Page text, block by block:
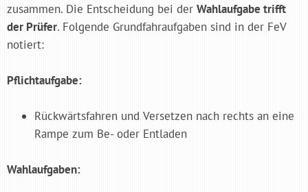
zusammen. Die Entscheidung bei der Wahlaufgabe trifft
der Prüfer. Folgende Grundfahraufgaben sind in der FeV
notiert:
Pflichtaufgabe:
Rückwärtsfahren und Versetzen nach rechts an eine
Rampe zum Be- oder Entladen
Wahlaufgaben: